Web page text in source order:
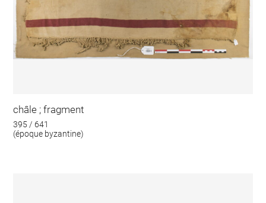
châle ; fragment
395 / 641
(époque byzantine)